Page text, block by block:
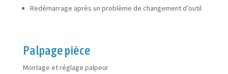
Redémarrage après un problème de changement d’outil
Palpage pièce
Montage et réglage palpeur